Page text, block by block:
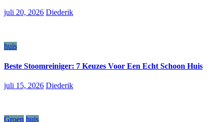
juli 20, 2026 Diederik
huis
Beste Stoomreiniger: 7 Keuzes Voor Een Echt Schoon Huis
juli 15, 2026 Diederik
Groen huis